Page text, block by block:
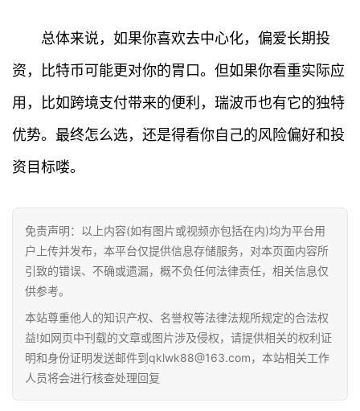
百
总体来说，如果你喜欢去中心化，偏爱长期投
资，比特币可能更对你的胃口。但如果你看重实际应
用，比如跨境支付带来的便利，瑞波币也有它的独特
优势。最终怎么选，还是得看你自己的风险偏好和投
资目标喽。
免责声明：以上内容(如有图片或视频亦包括在内)均为平台用
户上传并发布，本平台仅提供信息存储服务，对本页面内容所
引致的错误、不确或遗漏，概不负任何法律责任，相关信息仅
供参考。
本站尊重他人的知识产权、名誉权等法律法规所规定的合法权
益!如网页中刊载的文章或图片涉及侵权，请提供相关的权利证
明和身份证明发送邮件到qklwk88@163.com，本站相关工作
人员将会进行核查处理回复